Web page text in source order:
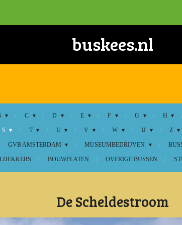
buskees.nl
C D E F G H
S T U V W IJ Z
GVB AMSTERDAM MUSEUMBEDRIJVEN
BOUWPLATEN OVERIGE BUSSEN
De Scheldestroom